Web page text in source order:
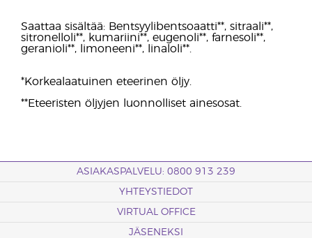
Saattaa sisältää: Bentsyylibentsoaatti**, sitraali**,
sitronelloli**, kumariini**, eugenoli**, farnesoli**,
geranioli**, limoneeni**, linaloli**.
*Korkealaatuinen eteerinen öljy.
**Eteeristen öljyjen luonnolliset ainesosat.
ASIAKASPALVELU: 0800 913 239
YHTEYSTIEDOT
VIRTUAL OFFICE
JÄSENEKSI